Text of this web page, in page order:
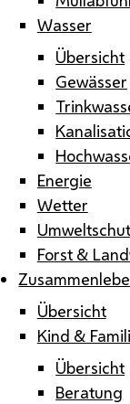
Wasser
Übersicht
Gewässer
Energie
Wetter
Forst &
Übersicht
Kind &
Übersicht
Beratung